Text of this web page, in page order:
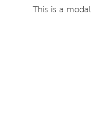
This is a